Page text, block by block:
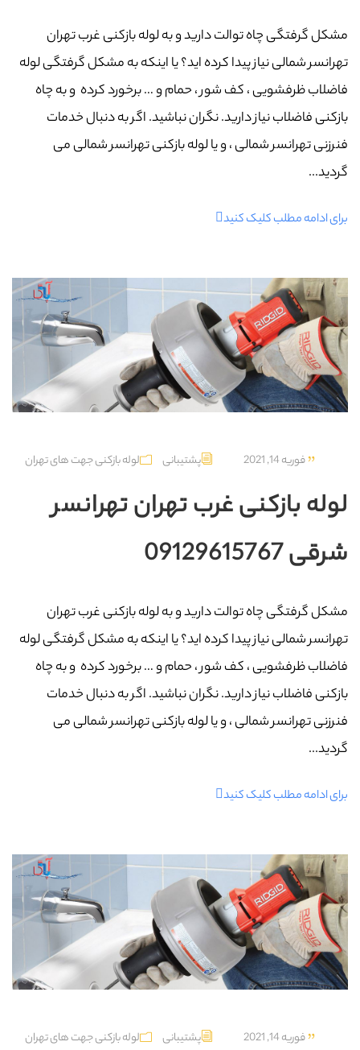
مشکل گرفتگی چاه توالت دارید و به لوله بازکنی غرب تهران
تهرانسر شمالی نیاز پیدا کرده اید؟ یا اینکه به مشکل گرفتگی لوله
فاضلاب ظرفشویی ، کف شور ، حمام و … برخورد کرده و به چاه
بازکنی فاضلاب نیاز دارید. نگران نباشید. اگر به دنبال خدمات
فنرزنی تهرانسر شمالی ، و یا لوله بازکنی تهرانسر شمالی می
گردید...
برای ادامه مطلب کلیک کنید
فوریه 14, 2021 پشتیبانی لوله بازکنی جهت های تهران
لوله بازکنی غرب تهران تهرانسر
شرقی 09129615767
مشکل گرفتگی چاه توالت دارید و به لوله بازکنی غرب تهران
تهرانسر شمالی نیاز پیدا کرده اید؟ یا اینکه به مشکل گرفتگی لوله
فاضلاب ظرفشویی ، کف شور ، حمام و … برخورد کرده و به چاه
بازکنی فاضلاب نیاز دارید. نگران نباشید. اگر به دنبال خدمات
فنرزنی تهرانسر شمالی ، و یا لوله بازکنی تهرانسر شمالی می
گردید...
برای ادامه مطلب کلیک کنید
فوریه 14, 2021 پشتیبانی لوله بازکنی جهت های تهران